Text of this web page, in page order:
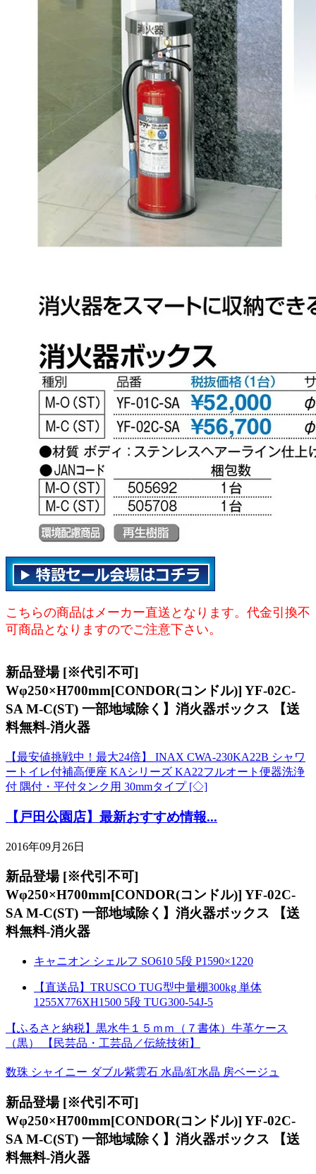
こちらの商品はメーカー直送となります。代金引換不
可商品となりますのでご注意下さい。
新品登場 [※代引不可]
Wφ250×H700mm[CONDOR(コンドル)] YF-02C-
SA M-C(ST) 一部地域除く】消火器ボックス 【送
料無料-消火器
【最安値挑戦中！最大24倍】 INAX CWA-230KA22B シャワ
ートイレ付補高便座 KAシリーズ KA22フルオート便器洗浄
付 隅付・平付タンク用 30mmタイプ [◇]
【戸田公園店】最新おすすめ情報...
2016年09月26日
新品登場 [※代引不可]
Wφ250×H700mm[CONDOR(コンドル)] YF-02C-
SA M-C(ST) 一部地域除く】消火器ボックス 【送
料無料-消火器
キャニオン シェルフ SO610 5段 P1590×1220
【直送品】TRUSCO TUG型中量棚300kg 単体
1255X776XH1500 5段 TUG300-54J-5
【ふるさと納税】黒水牛１５ｍｍ（７書体）牛革ケース
（黒） 【民芸品・工芸品／伝統技術】
数珠 シャイニー ダブル紫雲石 水晶/紅水晶 房ベージュ
新品登場 [※代引不可]
Wφ250×H700mm[CONDOR(コンドル)] YF-02C-
SA M-C(ST) 一部地域除く】消火器ボックス 【送
料無料-消火器